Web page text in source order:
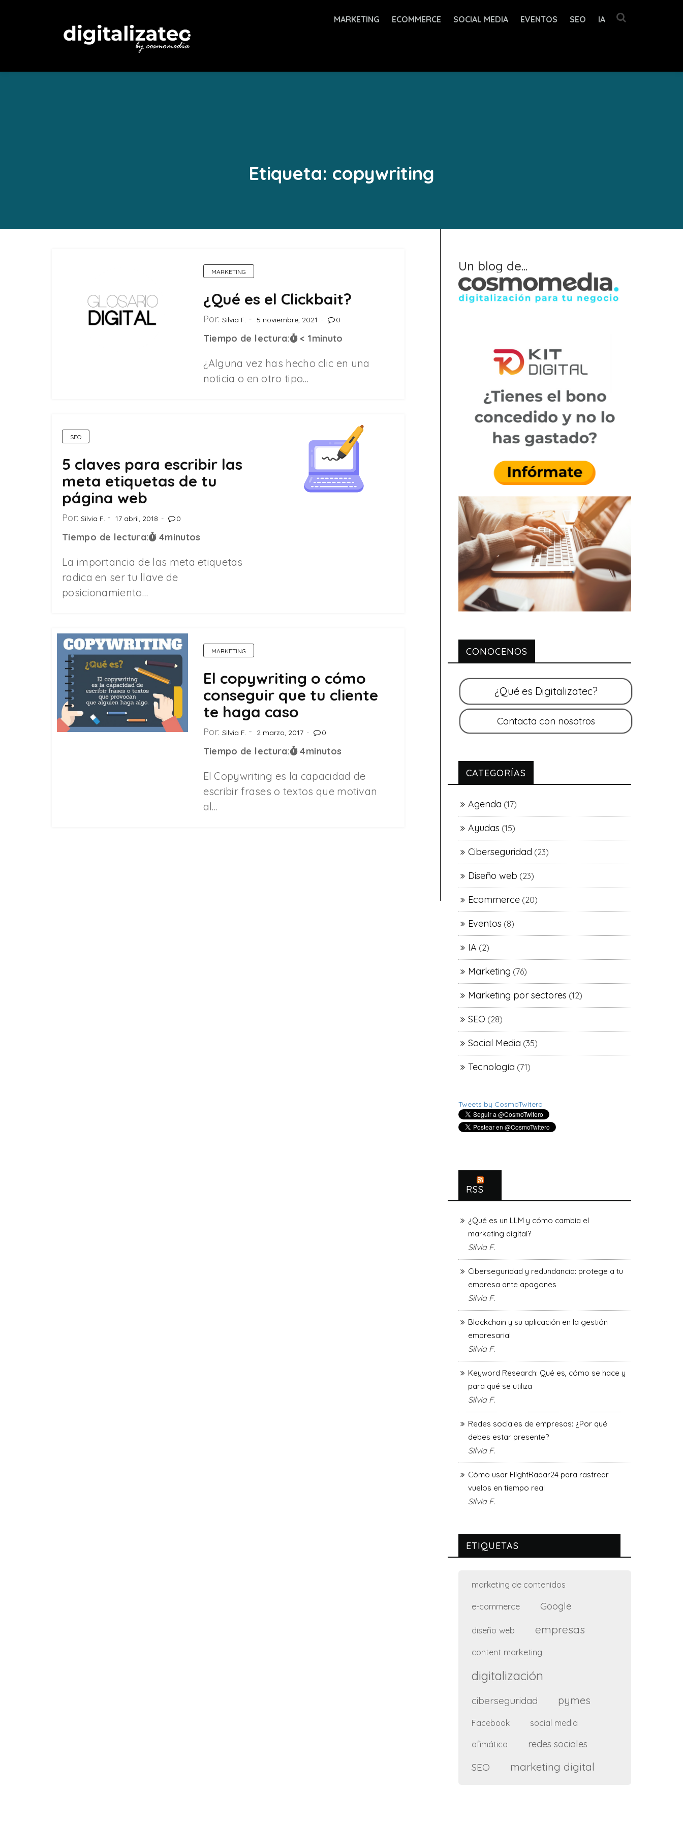
MARKETING ECOMMERCE SOCIAL MEDIA EVENTOS SEO IA
Etiqueta: copywriting
MARKETING
¿Qué es el Clickbait?
Por: Silvia F. 5 noviembre, 2021 0
Tiempo de lectura: < 1minuto
¿Alguna vez has hecho clic en una
noticia o en otro tipo…
SEO
5 claves para escribir las
meta etiquetas de tu
página web
Por: Silvia F. 17 abril, 2018 0
Tiempo de lectura: 4minutos
La importancia de las meta etiquetas
radica en ser tu llave de
posicionamiento…
MARKETING
El copywriting o cómo
conseguir que tu cliente
te haga caso
Por: Silvia F. 2 marzo, 2017 0
Tiempo de lectura: 4minutos
El Copywriting es la capacidad de
escribir frases o textos que motivan
al…
Un blog de...
CONOCENOS
CATEGORÍAS
Agenda (17)
Ayudas (15)
Ciberseguridad (23)
Diseño web (23)
Ecommerce (20)
Eventos (8)
IA (2)
Marketing (76)
Marketing por sectores (12)
SEO (28)
Social Media (35)
Tecnología (71)
Tweets by CosmoTwitero
RSS
¿Qué es un LLM y cómo cambia el
marketing digital?
Silvia F.
Ciberseguridad y redundancia: protege a tu
empresa ante apagones
Silvia F.
Blockchain y su aplicación en la gestión
empresarial
Silvia F.
Keyword Research: Qué es, cómo se hace y
para qué se utiliza
Silvia F.
Redes sociales de empresas: ¿Por qué
debes estar presente?
Silvia F.
Cómo usar FlightRadar24 para rastrear
vuelos en tiempo real
Silvia F.
ETIQUETAS
marketing de contenidos
e-commerce Google
diseño web empresas
content marketing
digitalización
ciberseguridad pymes
Facebook
social media
ofimática
redes sociales
SEO marketing digital